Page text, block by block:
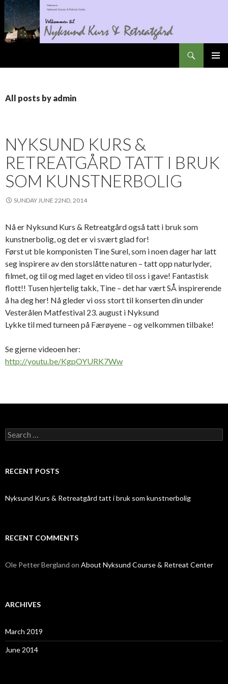
All posts by admin
NYKSUND KURS &
RETREATGÅRD TATT I BRUK
SOM KUNSTNERBOLIG
SUNDAY JUNE 22ND, 2014
Nå er Nyksund Kurs & Retreatgård også tatt i bruk som
kunstnerbolig, og det er vi svært glad for!
Først ut ble komponisten Tine Surel, som i noen dager har latt
seg inspirere av den storslåtte naturen – tatt opp naturlyder,
filmet, og tilog med laget en video til oss i gave! Fantastisk
flott!! Tusen hjertelig takk, Tine – det har vært SÅ inspirerende
å ha deg her! Nå gleder vi oss stort til konserten din under
Vesterålen Matfestival 23. august i Nyksund
Lykke til med turneen på Færøyene – og velkommen tilbake!
Se gjerne videoen her:
http://youtu.be/KgpOYURK7Ww
Search
for:
RECENT POSTS
Nyksund Kurs & Retreatgård tatt i bruk som kunstnerbolig
RECENT COMMENTS
Ole Petter Bergland on About Nyksund Course & Retreat Center
ARCHIVES
March 2019
June 2014